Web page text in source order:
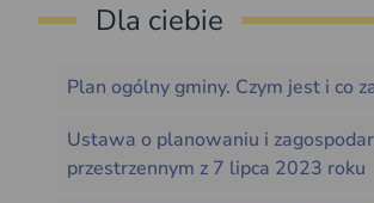
Dla ciebie
Plan ogólny gminy. Czym jest i co
Ustawa o planowaniu i
przestrzennym z 7 lipca 2023 roku